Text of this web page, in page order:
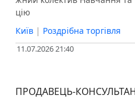
цію
Київ | Роздрібна торгівля
11.07.2026 21:40
ПРОДАВЕЦЬ-